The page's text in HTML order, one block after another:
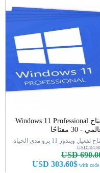
مفتاح Windows 11 Professional
- 30 مفتاحًا
تفعيل ويندوز 11 برو مدى الحياة
USD
USD 303.60$with code